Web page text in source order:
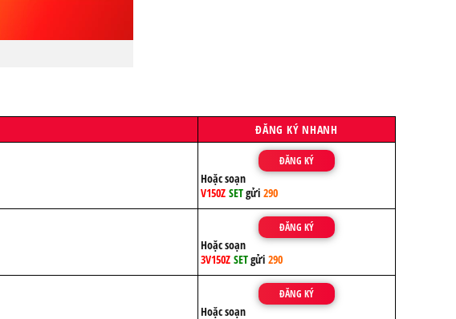
ĐĂNG KÝ NHANH
ĐĂNG KÝ
Hoặc soạn
V150Z SETgửi 290
ĐĂNG KÝ
Hoặc soạn
3V150Z SETgửi 290
ĐĂNG KÝ
Hoặc soạn